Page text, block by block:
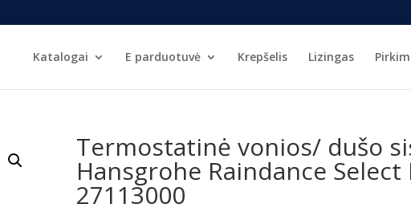
Katalogai E parduotuvė Krepšelis Lizingas
Termostatinė vonios/ dušo
Hansgrohe Raindance Select
27113000